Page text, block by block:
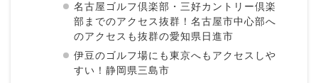
名古屋ゴルフ倶楽部・三好カントリー倶楽
部までのアクセス抜群！名古屋市中心部へ
のアクセスも抜群の愛知県日進市
伊豆のゴルフ場にも東京へもアクセスしや
すい！静岡県三島市